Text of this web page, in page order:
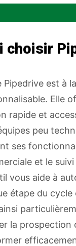
choisir
Pipedrive est à
Elle
rapide et
peu
ses
et le
vous aide à
étape du cycle
la prospection